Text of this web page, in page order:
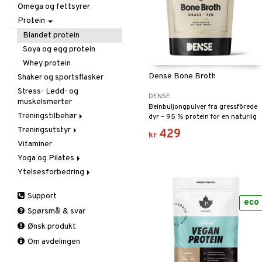
Dense Bone Broth
DENSE
Beinbuljongpulver fra gressfôrede
dyr – 95 % protein for en naturlig
kilde til næring.
kr 429
eco
Aminosyrer
Andre
Gainer
Kreatin
Omega og fettsyrer
Protein
Blandet protein
Soya og egg protein
Whey protein
Shaker og sportsflasker
Stress- Ledd- og
muskelsmerter
Treningstilbehør
Diverse
Gåstav
Støtte og beskyttelse
Albue
Håndledd
Kne
Leggmuskel
Treningsutstyr
Fitness
Styrke
Tilbehør
Vitaminer
Yoga og Pilates
Tepper
Ytelsesforbedring
Før trening
Kreatin
Support
Spørsmål & svar
Ønsk produkt
Om avdelingen